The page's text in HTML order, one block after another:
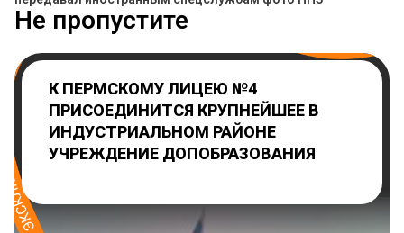
Не пропустите
К ПЕРМСКОМУ ЛИЦЕЮ №4
ПРИСОЕДИНИТСЯ КРУПНЕЙШЕЕ В
ИНДУСТРИАЛЬНОМ РАЙОНЕ
УЧРЕЖДЕНИЕ ДОПОБРАЗОВАНИЯ